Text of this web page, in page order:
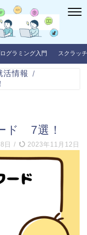
グラミング入門 スクラッチ
活情報
ド 7選！
日 / 2023年11月12日